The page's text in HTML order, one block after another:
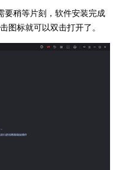
稍等片刻，软件安装完成
图标就可以双击打开了。